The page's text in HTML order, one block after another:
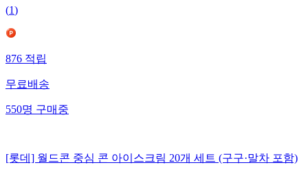
(1)
876적립
무료배송
550명구매중
[롯데] 월드콘 중심 콘 아이스크림 20개 세트 (구구·말차 포함)